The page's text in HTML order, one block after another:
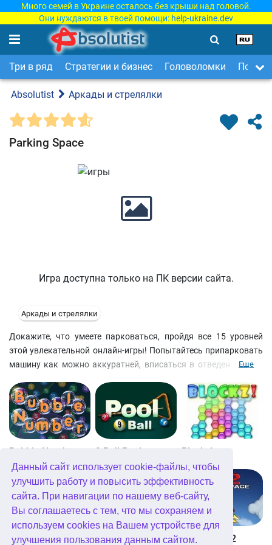
Данный сайт использует cookie-файлы, чтобы
улучшить работу и повысить эффективность
сайта. При навигации по нашему веб-сайту,
Вы соглашаетесь с тем, что мы сохраняем и
используем cookies на Вашем устройстве для
улучшения пользования данным сайтом.
Много семей в Украине осталось без крыши над головой.
Они нуждаются в твоей помощи: help-ukraine.dev
Три в ряд Стратегии и бизнес Головоломки Поиск
Absolutist Аркады и стрелялки
Parking Space
Игра доступна только на ПК версии сайта.
Аркады и стрелялки
Докажите, что умеете парковаться, пройдя все 15 уровней
этой увлекательной онлайн-игры! Попытайтесь припарковать
машину как можно аккуратней, вписаться в отведенное вам
преграды, портящие жизнь любому автомобилисту. Да и
времени у вас в обрез.
Еще
Bubble Number 9 Ball Pool Blockz!
Королевство Китта Go Repo Into Space 2